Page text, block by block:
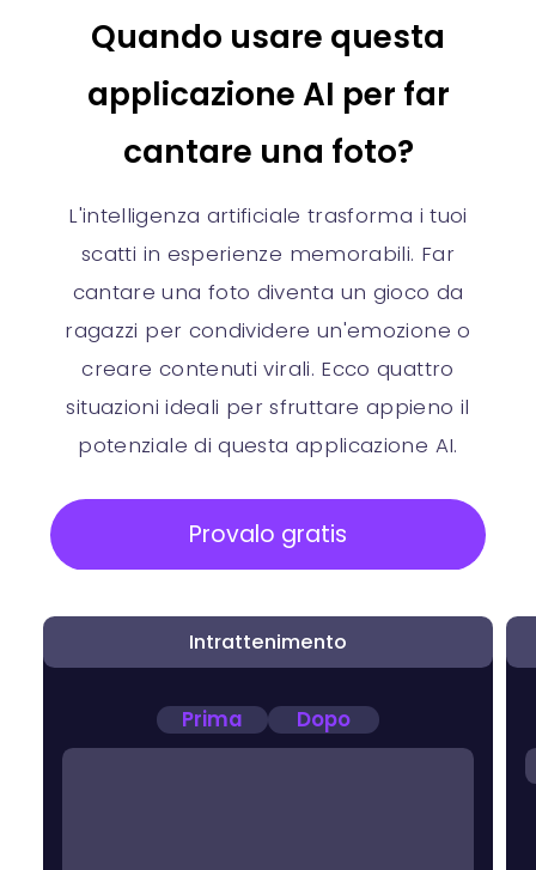
Quando usare questa
applicazione AI per far
cantare una foto?
L'intelligenza artificiale trasforma i tuoi
scatti in esperienze memorabili. Far
cantare una foto diventa un gioco da
ragazzi per condividere un'emozione o
creare contenuti virali. Ecco quattro
situazioni ideali per sfruttare appieno il
potenziale di questa applicazione AI.
Provalo gratis
Prima Dopo
Intrattenimento